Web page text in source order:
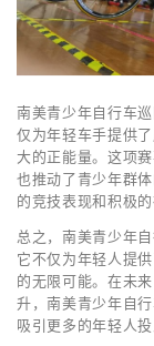
南美青少年自行车
仅为年轻车手提供
大的正能量。这项
也推动了青少年群
的竞技表现和积极
总之，南美青少年
它不仅为年轻人提
的无限可能。在未
升，南美青少年自
吸引更多的年轻人